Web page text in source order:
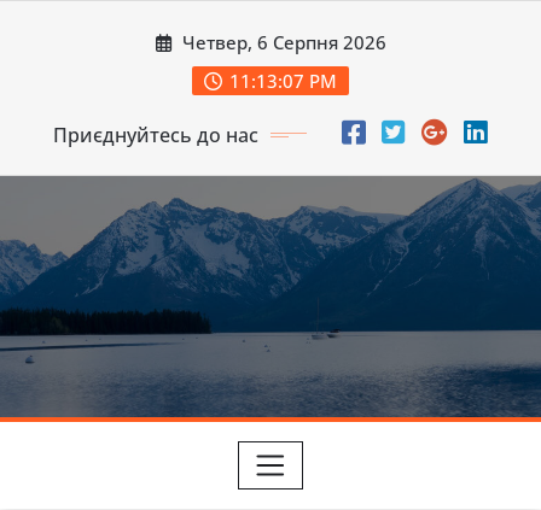
Четвер, 6 Серпня 2026
11:13:09 PM
Приєднуйтесь до нас